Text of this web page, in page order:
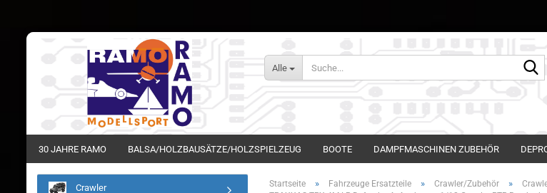
Alle
30 JAHRE RAMO BALSA/HOLZBAUSÄTZE/HOLZSPIELZEUG BOOTE DAMPFMASCHINEN ZUBEHÖR
Startseite » Fahrzeuge Ersatzteile » Crawler/Zubehör »
Crawler